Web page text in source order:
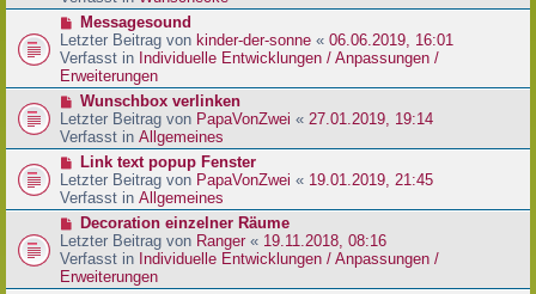
g
i
r
a
g
e
r
B
e
i
r
a
g
N
e
u
e
r
B
e
i
r
a
g
Messagesound
Letzter Beitrag von kinder-der-sonne « 06.06.2019, 16:01
Verfasst in Individuelle Entwicklungen / Anpassungen /
Erweiterungen
N
e
u
e
r
B
e
t
r
a
Wunschbox verlinken
Letzter Beitrag von PapaVonZwei « 27.01.2019, 19:14
Verfasst in Allgemeines
N
e
u
e
r
B
e
i
Link text popup Fenster
Letzter Beitrag von PapaVonZwei « 19.01.2019, 21:45
Verfasst in Allgemeines
N
e
u
e
Decoration einzelner Räume
Letzter Beitrag von Ranger « 19.11.2018, 08:16
Verfasst in Individuelle Entwicklungen / Anpassungen /
Erweiterungen